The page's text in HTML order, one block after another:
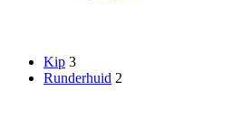
Kip 3
Runderhuid 2